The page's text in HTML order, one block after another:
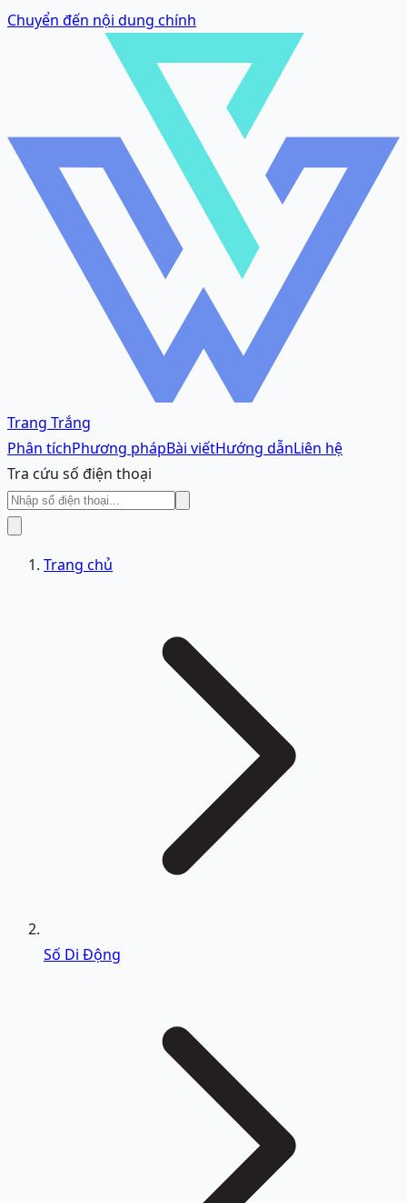
Chuyển đến nội dung chính
Trang Trắng
Phân tíchPhương phápBài viếtHướng dẫnLiên hệ
Tra cứu số điện thoại
Trang chủ
Số Di Động